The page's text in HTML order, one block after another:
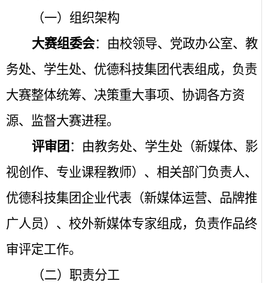
（一）组织架构
大赛组委会：由校领导、党政办公室、教
务处、学生处、优德科技集团代表组成，负责
大赛整体统筹、决策重大事项、协调各方资
源、监督大赛进程。
评审团 ：由教务处、学生处（新媒体、影
视创作、专业课程教师）、相关部门负责人、
优德科技集团企业代表（新媒体运营、品牌推
广人员）、校外新媒体专家组成，负责作品终
审评定工作。
（二）职责分工